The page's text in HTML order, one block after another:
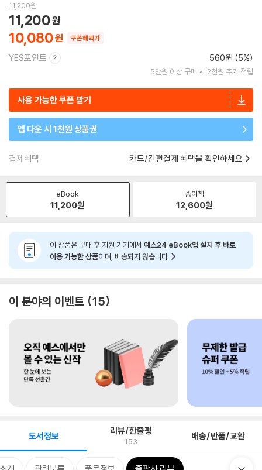
11,200원
10,080
11,200
쿠폰혜택가
YES포인트 560원 (5%)
5만원 이상 구매 시 2천원 추가 적립
사용 가능한 쿠폰 받기
앱 다운 시 1천원 상품권
결제혜택 카드/간편결제 혜택을 확인하세요
eBook
11,200원
종이책
12,600원
이 상품은 구매 후 지원 기기에서 예스24 eBook앱 설치 후 바로
이용 가능한 상품이며, 배송되지 않습니다.
이 분야의 이벤트 15
도서정보 리뷰/한줄평
153 배송/반품/교환